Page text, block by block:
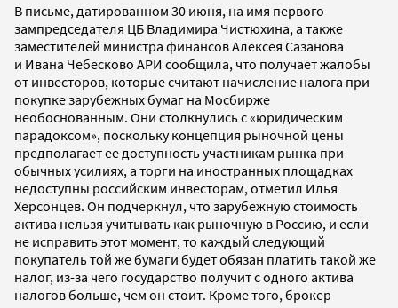
В письме, датированном 30 июня, на имя первого
зампредседателя ЦБ Владимира Чистюхина, а также
заместителей министра финансов Алексея Сазанова
и Ивана Чебесково АРИ сообщила, что получает жалобы
от инвесторов, которые считают начисление налога при
покупке зарубежных бумаг на Мосбирже
необоснованным. Они столкнулись с «юридическим
парадоксом», поскольку концепция рыночной цены
предполагает ее доступность участникам рынка при
обычных усилиях, а торги на иностранных площадках
недоступны российским инвесторам, отметил Илья
Херсонцев. Он подчеркнул, что зарубежную стоимость
актива нельзя учитывать как рыночную в Россию, и если
не исправить этот момент, то каждый следующий
покупатель той же бумаги будет обязан платить такой же
налог, из-за чего государство получит с одного актива
налогов больше, чем он стоит. Кроме того, брокер